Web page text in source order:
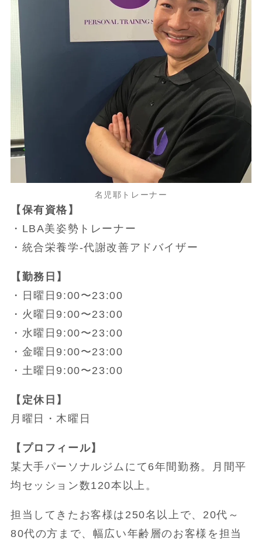
名児耶トレーナー
【保有資格】
・LBA美姿勢トレーナー
・統合栄養学-代謝改善アドバイザー
【勤務日】
・日曜日9:00〜23:00
・火曜日9:00〜23:00
・水曜日9:00〜23:00
・金曜日9:00〜23:00
・土曜日9:00〜23:00
【定休日】
月曜日・木曜日
【プロフィール】
某大手パーソナルジムにて6年間勤務。月間平
均セッション数120本以上。
担当してきたお客様は250名以上で、20代～
80代の方まで、幅広い年齢層のお客様を担当